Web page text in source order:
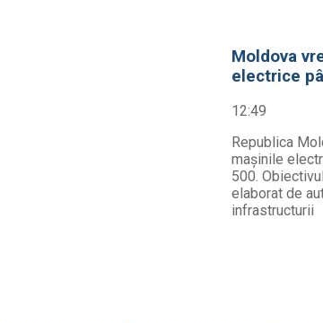
Moldova
electrice
12:49
Republica
mașinile
500.
elaborat de
infrastructurii